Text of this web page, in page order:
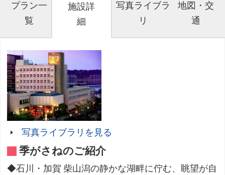
プラン一
覧
施設詳
細
写真ライブラ
リ
地図・交
通
写真ライブラリを見る
季がさねのご紹介
◆石川・加賀 柴山潟の静かな湖畔に佇む、眺望が自